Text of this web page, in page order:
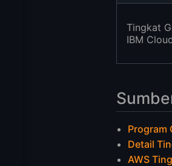
Tingkat
IBM
Program
Detail
AWS